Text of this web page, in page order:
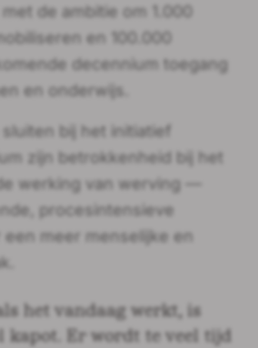
de ambitie om 1.000
en 100.000
decennium toegang
en onderwijs.
sluiten bij het initiatief
zijn betrokkenheid bij het
werking van werving —
procesintensieve
meer menselijke en
het vandaag werkt, is
kapot. Er wordt te veel tijd